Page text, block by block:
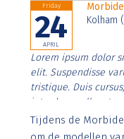
Friday
24
APRIL
Kolham
Lorem ipsum dolor
elit. Suspendisse
tristique. Duis
interdum nulla, ut
Aenean faucibus
imperdiet. Nunc ut
Tijdens de